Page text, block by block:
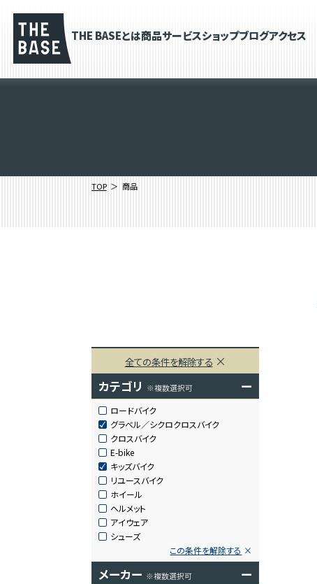
THE BASEとは商品サービスショップブログアクセス
TOP 商品
全ての条件を解除する
カテゴリ ※複数選択可 ー
ロードバイク
グラベル／シクロクロスバイク
クロスバイク
E-bike
キッズバイク
リユースバイク
ホイール
ヘルメット
アイウェア
シューズ
この条件を解除する
メーカー ※複数選択可 ー